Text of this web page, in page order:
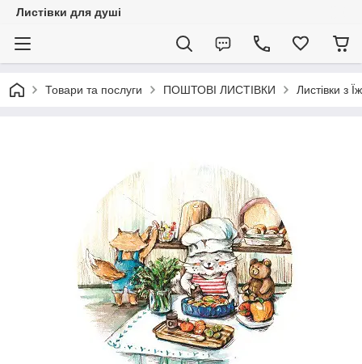
Листівки для душі
Товари та послуги ПОШТОВІ ЛИСТІВКИ Листівки з